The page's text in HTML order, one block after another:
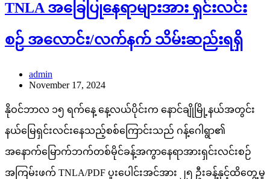
TNLA အခြေပြုနေရာများအား ရှင်းလင်း
စဉ် အလောင်း/လက်နက် သိမ်းဆည်းရရှိ
admin
November 17, 2024
နိုဝင်ဘာလ ၁၅ ရက်နေ့ နေ့လယ်ပိုင်းက နောင်ချိုမြို့နယ်အတွင်း
နယ်မြေရှင်းလင်းနေသည့်စစ်ကြောင်းသည် ဂန့်ဂေါရွာ၏
အနောက်မြောက်ဘက်တစ်မိုင်ခန့်အကွာနေရာအားရှင်းလင်းစဉ်
အကြမ်းဖက် TNLA/PDF ပူးပေါင်းအင်အား ၂၅ ဦးခန့်နှင့်ထိတွေ့မှု